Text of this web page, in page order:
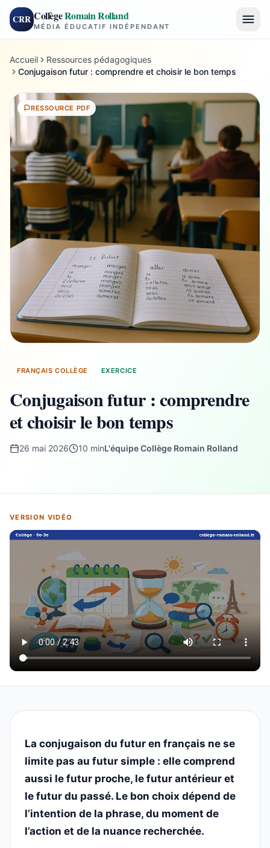
CRR CollègeRomain Rolland
MÉDIA ÉDUCATIF INDÉPENDANT
Accueil
Ressources pédagogiques
Conjugaison futur : comprendre et choisir le bon temps
RESSOURCE PDF
FRANÇAIS COLLÈGE EXERCICE
Conjugaison futur : comprendre
et choisir le bon temps
26 mai 2026 10 minL'équipe Collège Romain Rolland
VERSION VIDÉO
La conjugaison du futur en français ne se
limite pas au futur simple : elle comprend
aussi le futur proche, le futur antérieur et
le futur du passé. Le bon choix dépend de
l’intention de la phrase, du moment de
l’action et de la nuance recherchée.